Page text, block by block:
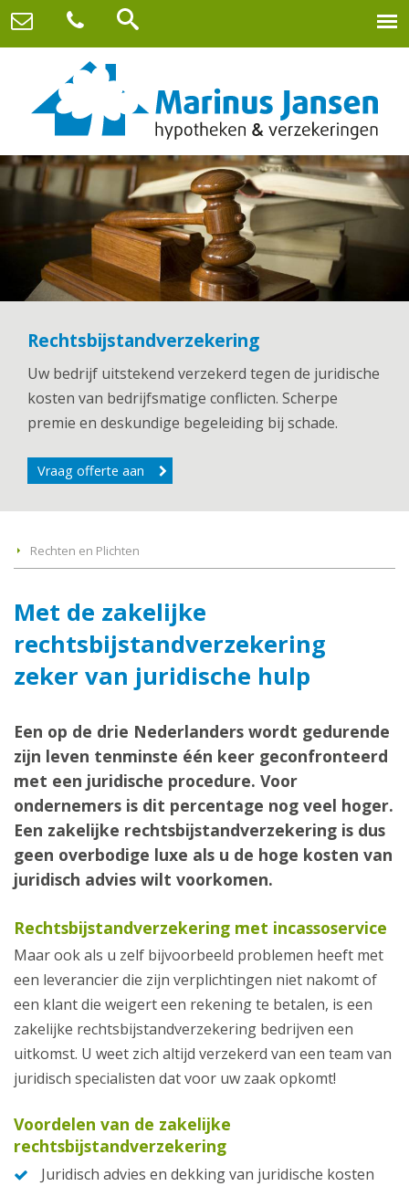
Rechtsbijstandverzekering
Uw bedrijf uitstekend verzekerd tegen de juridische
kosten van bedrijfsmatige conflicten. Scherpe
premie en deskundige begeleiding bij schade.
Vraag offerte aan
Rechten en Plichten
Met de zakelijke
rechtsbijstandverzekering
zeker van juridische hulp
Een op de drie Nederlanders wordt gedurende
zijn leven tenminste één keer geconfronteerd
met een juridische procedure. Voor
ondernemers is dit percentage nog veel hoger.
Een zakelijke rechtsbijstandverzekering is dus
geen overbodige luxe als u de hoge kosten van
juridisch advies wilt voorkomen.
Rechtsbijstandverzekering met incassoservice
Maar ook als u zelf bijvoorbeeld problemen heeft met
een leverancier die zijn verplichtingen niet nakomt of
een klant die weigert een rekening te betalen, is een
zakelijke rechtsbijstandverzekering bedrijven een
uitkomst. U weet zich altijd verzekerd van een team van
juridisch specialisten dat voor uw zaak opkomt!
Voordelen van de zakelijke
rechtsbijstandverzekering
Juridisch advies en dekking van juridische kosten